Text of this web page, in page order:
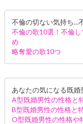
不倫の切ない気持ち…
不倫の歌10選！不倫
め
略奪愛の歌10つ
あなたの気になる既婚
A型既婚男性の性格と
B型既婚男性の性格と
O型既婚男性の性格や